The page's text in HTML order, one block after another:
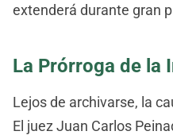
extenderá durante gran
La Prórroga de la
Lejos de archivarse, la
El juez Juan Carlos